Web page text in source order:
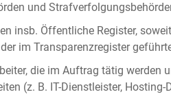
und
insb. Öffentliche Register,
im Transparenzregister
die im Auftrag tätig werden
(z. B. IT-Dienstleister,